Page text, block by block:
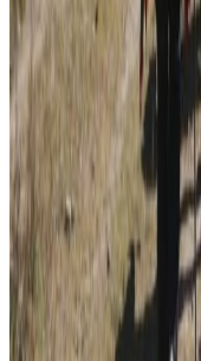
नेपाली
अमेरिकामा
२०२६ अगस्ट ४
सुनसरी
र सहिष्णुता
२०२६ जुलाई ३१
देशभर तनाव